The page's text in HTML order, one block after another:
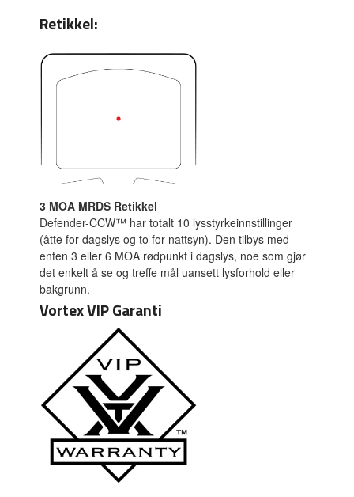
Retikkel:
3 MOA MRDS Retikkel
Defender-CCW™ har totalt 10 lysstyrkeinnstillinger
(åtte for dagslys og to for nattsyn). Den tilbys med
enten 3 eller 6 MOA rødpunkt i dagslys, noe som gjør
det enkelt å se og treffe mål uansett lysforhold eller
bakgrunn.
Vortex VIP Garanti